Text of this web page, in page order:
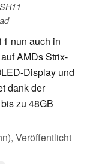
nun auch in
AMDs Strix-
Display und
dank der
zu 48GB
Veröffentlicht